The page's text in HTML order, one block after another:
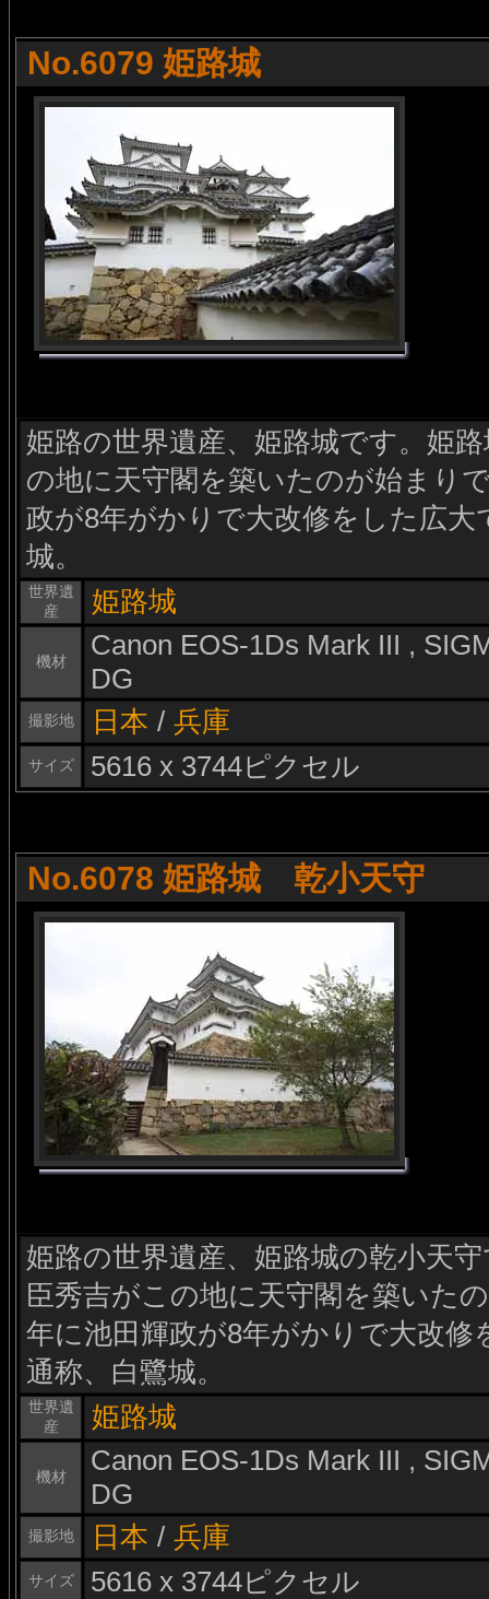
No.6079 姫路城
姫路の世界遺産、姫路城です。姫
の地に天守閣を築いたのが始まり
政が8年がかりで大改修をした広大
城。
世界遺
産
姫路城
機材
Canon EOS-1Ds Mark III ,
DG
撮影地 日本 / 兵庫
サイズ 5616 x 3744ピクセル
No.6078 姫路城 乾小天守
姫路の世界遺産、姫路城の乾小天
臣秀吉がこの地に天守閣を築いた
年に池田輝政が8年がかりで大改修
通称、白鷺城。
世界遺
産
姫路城
機材
Canon EOS-1Ds Mark III ,
DG
撮影地 日本 / 兵庫
サイズ 5616 x 3744ピクセル